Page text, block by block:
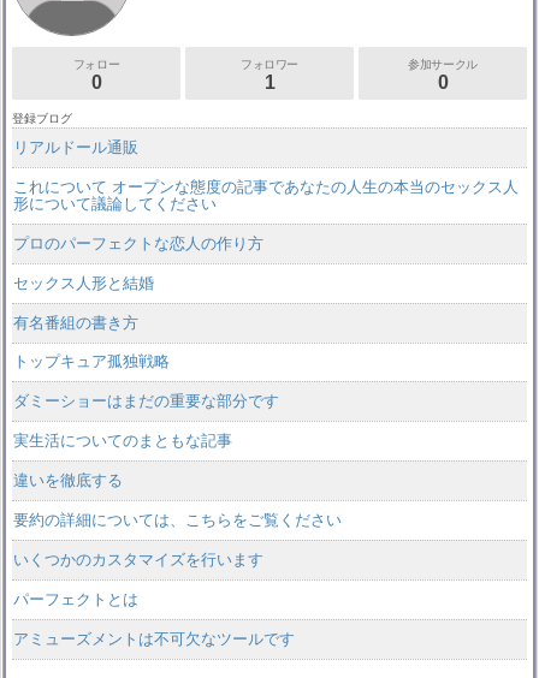
フォロー
0
フォロワー
1
参加サークル
0
登録ブログ
リアルドール通販
これについて オープンな態度の記事であなたの人生の本当のセックス人
形について議論してください
プロのパーフェクトな恋人の作り方
セックス人形と結婚
有名番組の書き方
トップキュア孤独戦略
ダミーショーはまだの重要な部分です
実生活についてのまともな記事
違いを徹底する
要約の詳細については、こちらをご覧ください
いくつかのカスタマイズを行います
パーフェクトとは
アミューズメントは不可欠なツールです